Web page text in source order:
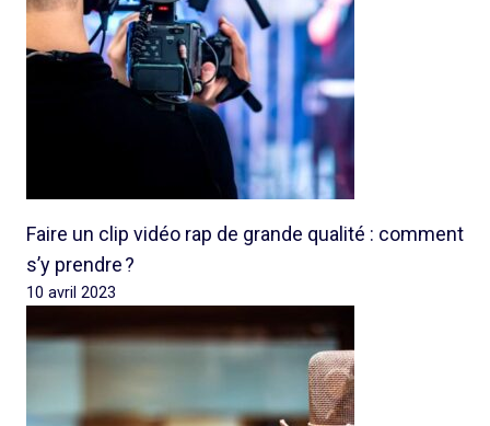
Faire un clip vidéo rap de grande qualité : comment
s’y prendre ?
10 avril 2023